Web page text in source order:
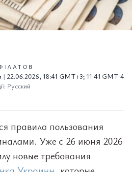
| 22.06.2026, 18:41 GMT+3; 11:41 GMT-4
Русский
правила пользования
Уже с 26 июня 2026
новые требования